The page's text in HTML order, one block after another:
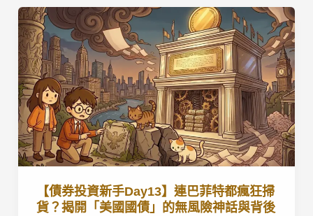
【債券投資新手Day13】連巴菲特都瘋狂掃
貨？揭開「美國國債」的無風險神話與背後